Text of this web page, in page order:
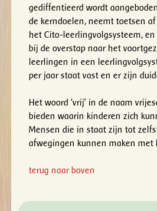
gediffentieerd wordt
de kerndoelen, neemt toetsen
het Cito-leerlingvolgsysteem,
bij de overstap naar het
leerlingen in een
per jaar staat vast en er zijn
Het woord ‘vrij’ in de naam
bieden waarin kinderen zich
Mensen die in staat zijn tot
afwegingen kunnen maken
terug naar boven